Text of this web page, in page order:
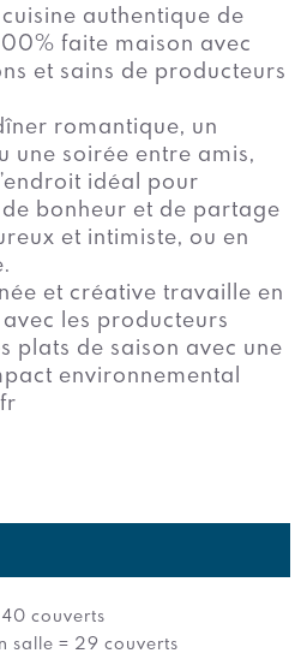
authentique de
faite maison avec
et sains de producteurs
romantique, un
une soirée entre amis,
idéal pour
bonheur et de partage
et intimiste, ou en
et créative travaille en
les producteurs
plats de saison avec une
environnemental
couverts
salle = 29 couverts